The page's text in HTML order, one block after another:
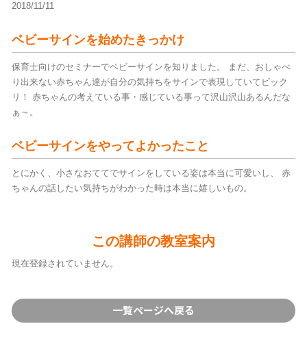
2018/11/11
ベビーサインを始めたきっかけ
保育士向けのセミナーでベビーサインを知りました。 まだ、おしゃべ
り出来ない赤ちゃん達が自分の気持ちをサインで表現していてビック
リ！ 赤ちゃんの考えている事・感じている事って沢山沢山あるんだな
ぁ～。
ベビーサインをやってよかったこと
とにかく、小さなおててでサインをしている姿は本当に可愛いし、 赤
ちゃんの話したい気持ちがわかった時は本当に嬉しいもの。
この講師の教室案内
現在登録されていません。
一覧ページへ戻る